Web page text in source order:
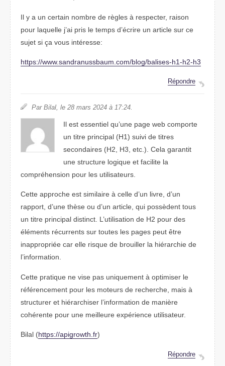
Il y a un certain nombre de règles à respecter, raison
pour laquelle j’ai pris le temps d’écrire un article sur ce
sujet si ça vous intéresse:
https://www.sandranussbaum.com/blog/balises-h1-h2-h3
Répondre
Par Bilal, le 28 mars 2024 à 17:24.
Il est essentiel qu’une page web comporte
un titre principal (H1) suivi de titres
secondaires (H2, H3, etc.). Cela garantit
une structure logique et facilite la
compréhension pour les utilisateurs.
Cette approche est similaire à celle d’un livre, d’un
rapport, d’une thèse ou d’un article, qui possèdent tous
un titre principal distinct. L’utilisation de H2 pour des
éléments récurrents sur toutes les pages peut être
inappropriée car elle risque de brouiller la hiérarchie de
l’information.
Cette pratique ne vise pas uniquement à optimiser le
référencement pour les moteurs de recherche, mais à
structurer et hiérarchiser l’information de manière
cohérente pour une meilleure expérience utilisateur.
Bilal (https://apigrowth.fr)
Répondre